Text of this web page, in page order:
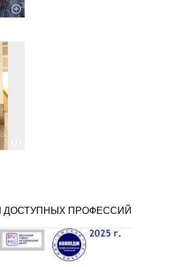
ДОСТУПНЫХ ПРОФЕССИЙ